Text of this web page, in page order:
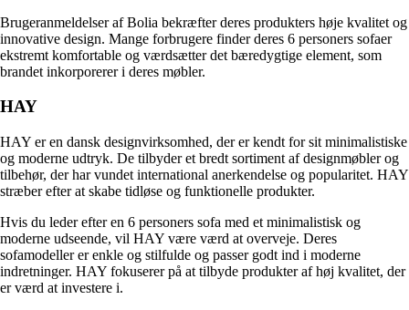
Brugeranmeldelser af Bolia bekræfter deres produkters høje kvalitet og
innovative design. Mange forbrugere finder deres 6 personers sofaer
ekstremt komfortable og værdsætter det bæredygtige element, som
brandet inkorporerer i deres møbler.
HAY
HAY er en dansk designvirksomhed, der er kendt for sit minimalistiske
og moderne udtryk. De tilbyder et bredt sortiment af designmøbler og
tilbehør, der har vundet international anerkendelse og popularitet. HAY
stræber efter at skabe tidløse og funktionelle produkter.
Hvis du leder efter en 6 personers sofa med et minimalistisk og
moderne udseende, vil HAY være værd at overveje. Deres
sofamodeller er enkle og stilfulde og passer godt ind i moderne
indretninger. HAY fokuserer på at tilbyde produkter af høj kvalitet, der
er værd at investere i.